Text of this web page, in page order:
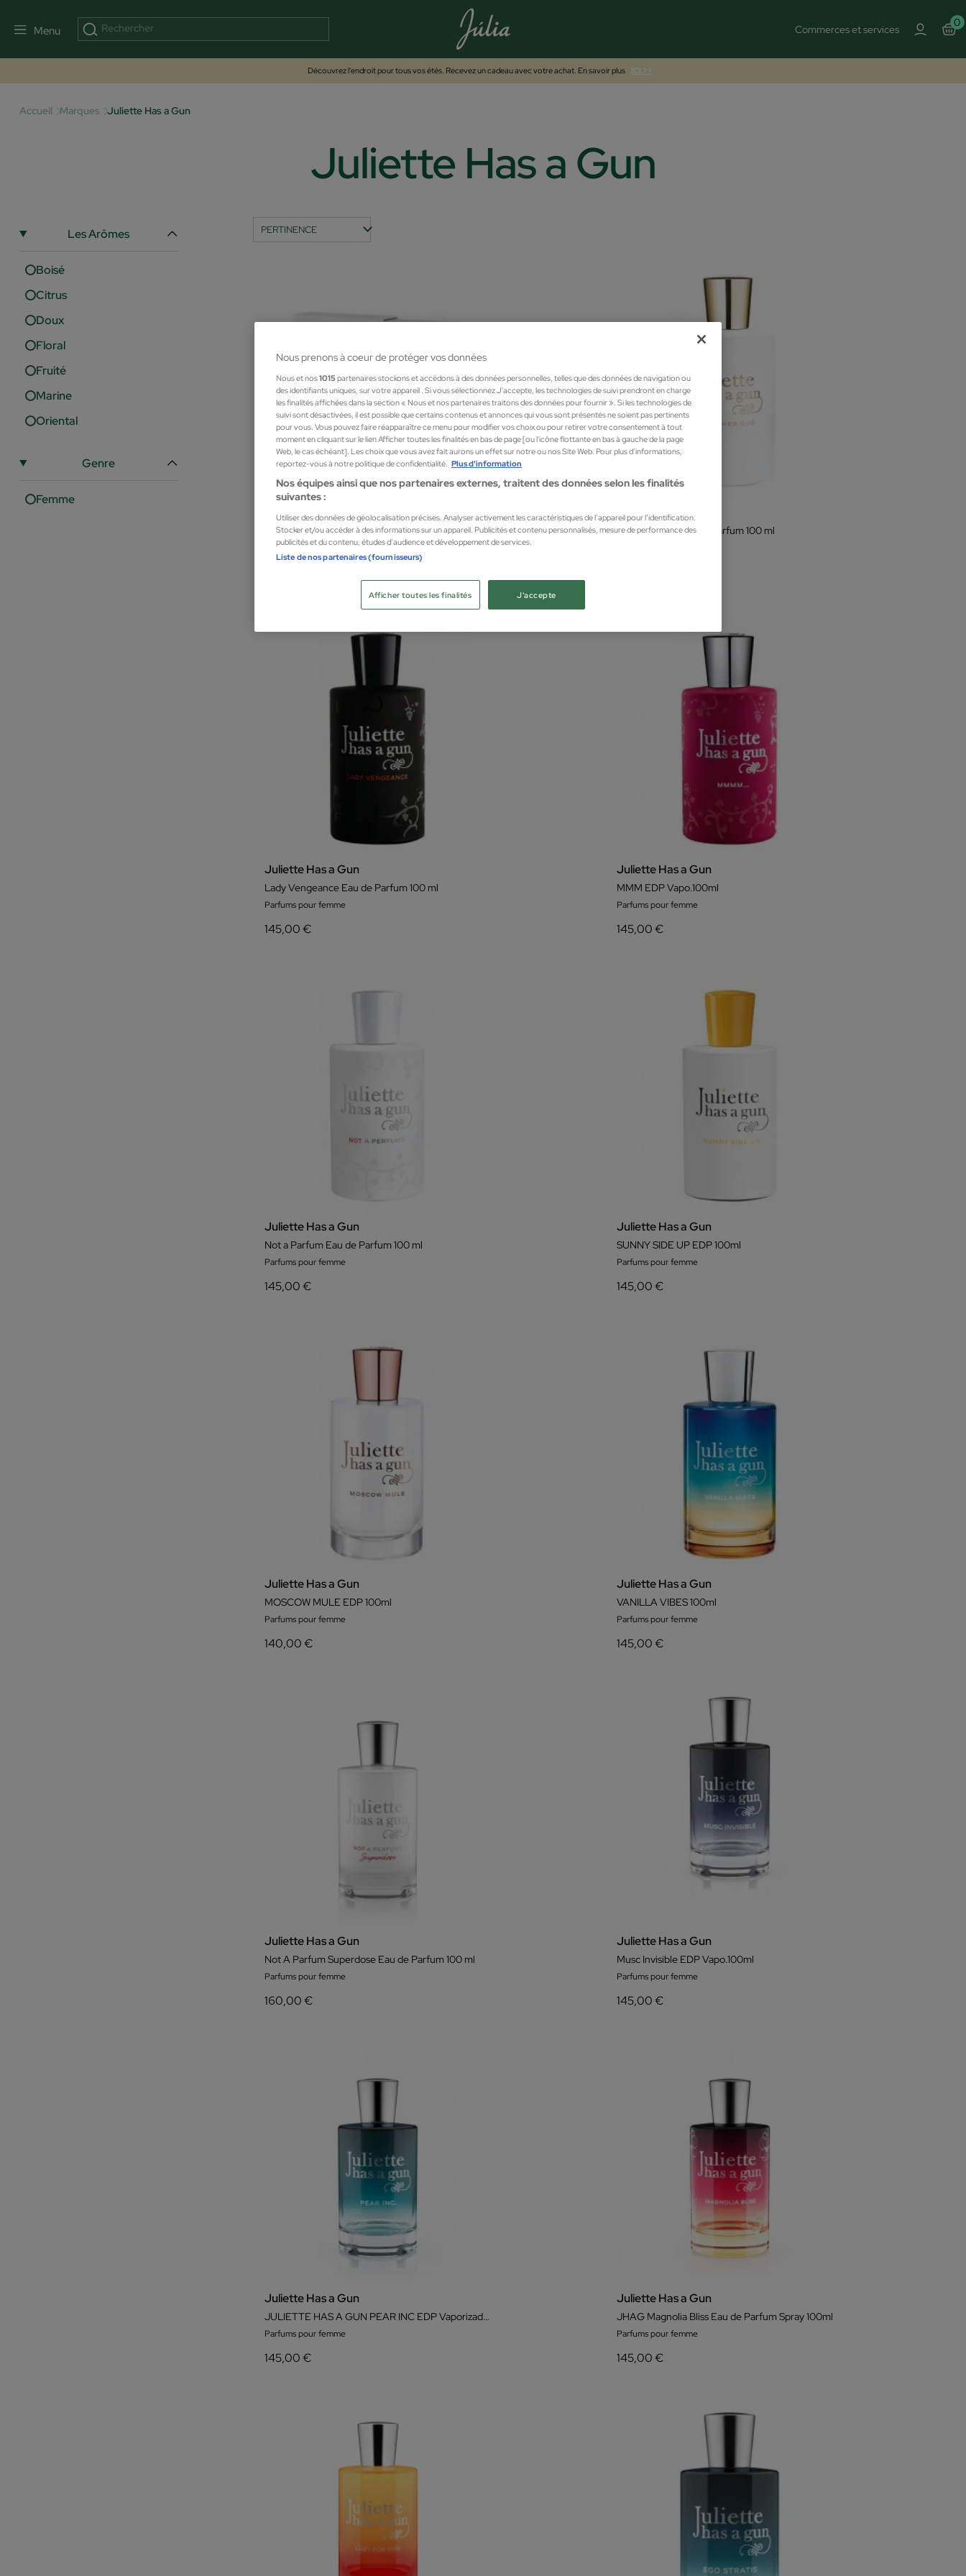
Menu Commerces et services
0
Découvrez l'endroit pour tous vos étés. Recevez un cadeau avec votre achat. En savoir plus ICI >>
Accueil Marques Juliette Has a Gun
Juliette Has a Gun
Les Arômes
Boisé
Citrus
Doux
Floral
Fruité
Marine
Oriental
Genre
Femme
Juliette Has a Gun
Universal Purse Bullet Spray 30ml
Parfums pour femme
Juliette Has a Gun
Another Oud Eau de Parfum 100 ml
Juliette Has a Gun
Lady Vengeance Eau de Parfum 100 ml
Parfums pour femme
145,00 €
Juliette Has a Gun
MMM EDP Vapo.100ml
Parfums pour femme
145,00 €
Juliette Has a Gun
Not a Parfum Eau de Parfum 100 ml
Parfums pour femme
145,00 €
Juliette Has a Gun
SUNNY SIDE UP EDP 100ml
Parfums pour femme
145,00 €
Juliette Has a Gun
MOSCOW MULE EDP 100ml
Parfums pour femme
140,00 €
Juliette Has a Gun
VANILLA VIBES 100ml
Parfums pour femme
145,00 €
Juliette Has a Gun
Not A Parfum Superdose Eau de Parfum 100 ml
Parfums pour femme
160,00 €
Juliette Has a Gun
Musc Invisible EDP Vapo.100ml
Parfums pour femme
145,00 €
Juliette Has a Gun
JULIETTE HAS A GUN PEAR INC EDP Vaporizador 100ml
Parfums pour femme
145,00 €
Juliette Has a Gun
JHAG Magnolia Bliss Eau de Parfum Spray 100ml
Parfums pour femme
145,00 €
Nous prenons à coeur de protéger vos données
Nous et nos1015 partenaires stockons et accédons à des données personnelles, telles que des données de navigation ou
des identifiants uniques, sur votre appareil . Si vous sélectionnez J'accepte, les technologies de suivi prendront en charge
les finalités affichées dans la section « Nous et nos partenaires traitons des données pour fournir ». Si les technologies de
suivi sont désactivées, il est possible que certains contenus et annonces qui vous sont présentés ne soient pas pertinents
pour vous. Vous pouvez faire réapparaître ce menu pour modifier vos choix ou pour retirer votre consentement à tout
moment en cliquant sur le lien Afficher toutes les finalités en bas de page [ou l'icône flottante en bas à gauche de la page
Web, le cas échéant]. Les choix que vous avez fait aurons un effet sur notre ou nos Site Web. Pour plus d’informations,
reportez-vous à notre politique de confidentialité. Plus d'information
Nos équipes ainsi que nos partenaires externes, traitent des données selon les finalités
suivantes :
Utiliser des données de géolocalisation précises. Analyser activement les caractéristiques de l’appareil pour l’identification.
Stocker et/ou accéder à des informations sur un appareil. Publicités et contenu personnalisés, mesure de performance des
publicités et du contenu, études d’audience et développement de services.
Liste de nos partenaires (fournisseurs)
J'accepte
Afficher toutes les finalités